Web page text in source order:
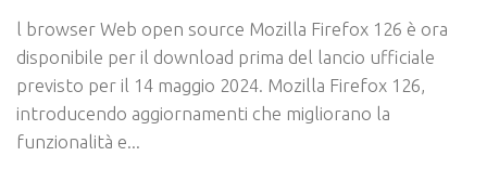
l browser Web open source Mozilla Firefox 126 è ora
disponibile per il download prima del lancio ufficiale
previsto per il 14 maggio 2024. Mozilla Firefox 126,
introducendo aggiornamenti che migliorano la
funzionalità e...